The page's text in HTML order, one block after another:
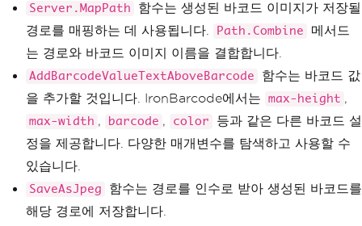
ode as a JPEG file
MyBarCode. SaveAsJpeg(filep
// Retrieve the first file
string image = Directory .G
etFiles(path).FirstOrDefault();
the view
ViewBag
return
Server.MapPath
함수는 생성된 바코드 이미지가 저장될
경로를 매핑하는 데 사용됩니다.
Path.Combine
메서드
는 경로와 바코드 이미지 이름을 결합합니다.
AddBarcodeValueTextAboveBarcode
함수는 바코드 값
을 추가할 것입니다. IronBarcode에서는
max-height ,
max-width , barcode , color
등과 같은 다른 바코드 설
정을 제공합니다. 다양한 매개변수를 탐색하고 사용할 수
있습니다.
SaveAsJpeg
함수는 경로를 인수로 받아 생성된 바코드를
해당 경로에 저장합니다.